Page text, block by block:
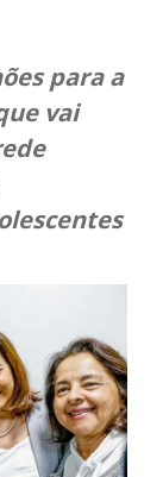
para a
vai